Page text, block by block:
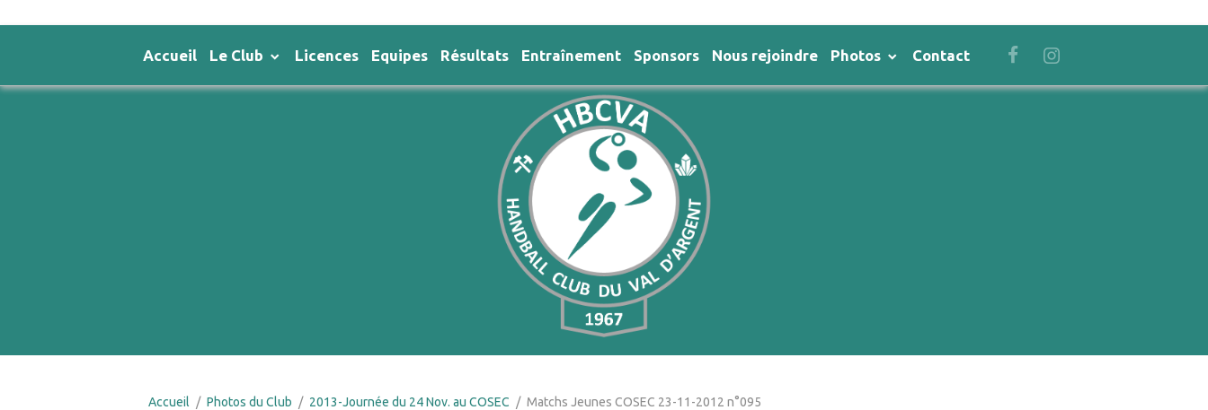
Accueil Le Club Licences Equipes Résultats Entraînement Sponsors Nous rejoindre Photos Contact
Accueil Photos du Club 2013-Journée du 24 Nov. au COSEC Matchs Jeunes COSEC 23-11-2012 n°095